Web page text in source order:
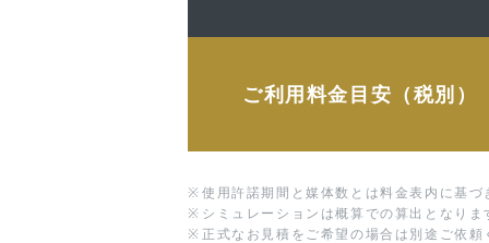
ご利用料金目安（税別）
※ 使用許諾期間と媒体数とは料金表内に基づ
※ シミュレーションは概算での算出となりま
※ 正式なお見積をご希望の場合は別途ご依頼